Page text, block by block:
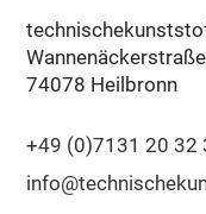
74078 Heilbronn
+49 (0)7131 20 32